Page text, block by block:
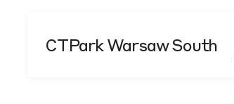
CTPark Warsaw South